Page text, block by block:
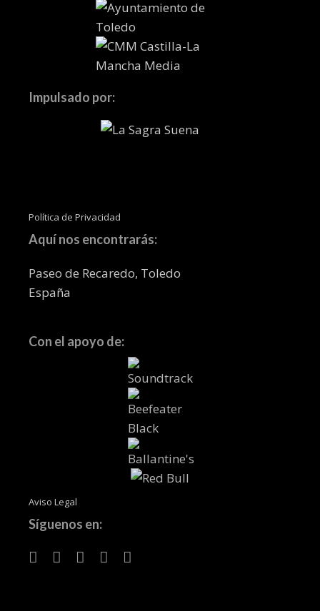
Impulsado por:
Política de Privacidad
Aquí nos encontrarás:
Paseo de Recaredo, Toledo
España
Con el apoyo de:
Aviso Legal
Síguenos en: